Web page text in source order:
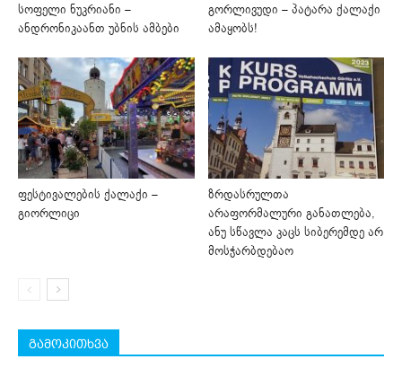
სოფელი ნუკრიანი –
ანდრონიკაანთ უბნის ამბები
გორლივუდი – პატარა ქალაქი
ამაყობს!
ფესტივალების ქალაქი –
გიორლიცი
ზრდასრულთა
არაფორმალური განათლება,
ანუ სწავლა კაცს სიბერემდე არ
მოსჭარბდებაო
გამოკითხვა